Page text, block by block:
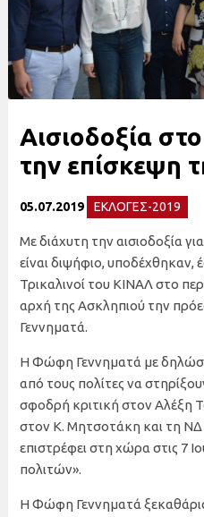
Αισιοδοξία
την επίσκεψη
05.07.2019 ΕΚΛΟΓΕΣ-2019
Με διάχυτη την αισιοδοξία
είναι διψήφιο, υποδέχθηκαν,
Τρικαλινοί του ΚΙΝΑΛ στο
αρχή της Ασκληπιού την
Γεννηματά.
Η Φώφη Γεννηματά με
από τους πολίτες να
σφοδρή κριτική στον Αλέξη
στον Κ. Μητσοτάκη και τη ΝΔ
επιστρέφει στη χώρα στις 7
πολιτών».
Η Φώφη Γεννηματά